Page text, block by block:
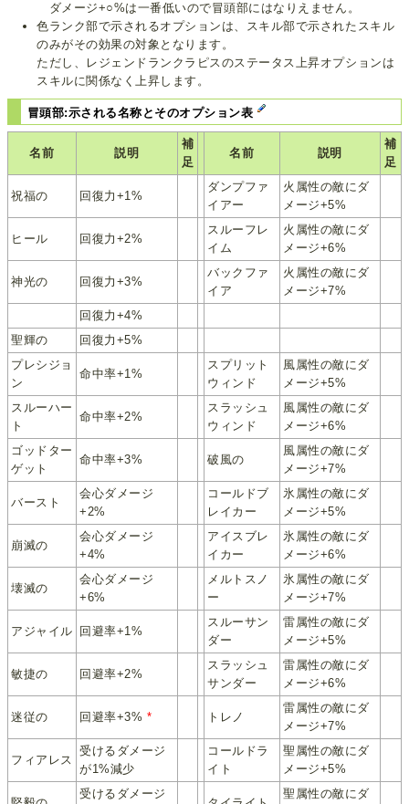
ダメージ+○%は一番低いので冒頭部にはなりえません。
色ランク部で示されるオプションは、スキル部で示されたスキル
のみがその効果の対象となります。
ただし、レジェンドランクラピスのステータス上昇オプションは
スキルに関係なく上昇します。
冒頭部:示される名称とそのオプション表
名前 説明
補
足
名前 説明
補
足
祝福の 回復力+1%
ダンプファ
イアー
火属性の敵にダ
メージ+5%
ヒール 回復力+2%
スルーフレ
イム
火属性の敵にダ
メージ+6%
神光の 回復力+3%
バックファ
イア
火属性の敵にダ
メージ+7%
回復力+4%
聖輝の
回復力+5%
プレシジョ
ン
命中率+1%
スプリット
ウィンド
風属性の敵にダ
メージ+5%
スルーハー
ト
命中率+2%
スラッシュ
ウィンド
風属性の敵にダ
メージ+6%
ゴッドター
ゲット
命中率+3% 破風の
風属性の敵にダ
メージ+7%
バースト
会心ダメージ
+2%
コールドブ
レイカー
氷属性の敵にダ
メージ+5%
崩滅の
会心ダメージ
+4%
アイスブレ
イカー
氷属性の敵にダ
メージ+6%
壊滅の
会心ダメージ
+6%
メルトスノ
ー
氷属性の敵にダ
メージ+7%
アジャイル 回避率+1%
スルーサン
ダー
雷属性の敵にダ
メージ+5%
敏捷の 回避率+2%
スラッシュ
サンダー
雷属性の敵にダ
メージ+6%
迷従の 回避率+3% * トレノ
雷属性の敵にダ
メージ+7%
フィアレス
受けるダメージ
が1%減少
コールドラ
イト
聖属性の敵にダ
メージ+5%
受けるダメージ 聖属性の敵にダ